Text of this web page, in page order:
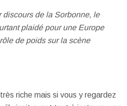
discours de la Sorbonne, le
plaidé pour une Europe
de poids sur la scène
riche mais si vous y regardez